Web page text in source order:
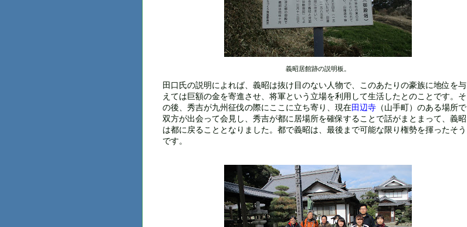
義昭居館跡の説明板。
田口氏の説明によれば、義昭は抜け目のない人物で、このあたりの豪族に地位を与
えては巨額の金を寄進させ、将軍という立場を利用して生活したとのことです。そ
の後、秀吉が九州征伐の際にここに立ち寄り、現在田辺寺 （山手町）のある場所で
双方が出会って会見し、秀吉が都に居場所を確保することで話がまとまって、義昭
は都に戻ることとなりました。都で義昭は、最後まで可能な限り権勢を揮ったそう
です。